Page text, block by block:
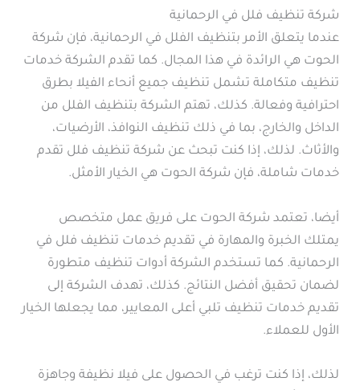
شركة تنظيف فلل في الرحمانية
عندما يتعلق الأمر بتنظيف الفلل في الرحمانية، فإن شركة
الحوت هي الرائدة في هذا المجال. كما تقدم الشركة خدمات
تنظيف متكاملة تشمل تنظيف جميع أنحاء الفيلا بطرق
احترافية وفعالة. كذلك، تهتم الشركة بتنظيف الفلل من
الداخل والخارج، بما في ذلك تنظيف النوافذ، الأرضيات،
والأثاث. لذلك، إذا كنت تبحث عن شركة تنظيف فلل تقدم
خدمات شاملة، فإن شركة الحوت هي الخيار الأمثل.
أيضا، تعتمد شركة الحوت على فريق عمل متخصص
يمتلك الخبرة والمهارة في تقديم خدمات تنظيف فلل في
الرحمانية. كما تستخدم الشركة أدوات تنظيف متطورة
لضمان تحقيق أفضل النتائج. كذلك، تهدف الشركة إلى
تقديم خدمات تنظيف تلبي أعلى المعايير، مما يجعلها الخيار
الأول للعملاء.
لذلك، إذا كنت ترغب في الحصول على فيلا نظيفة وجاهزة